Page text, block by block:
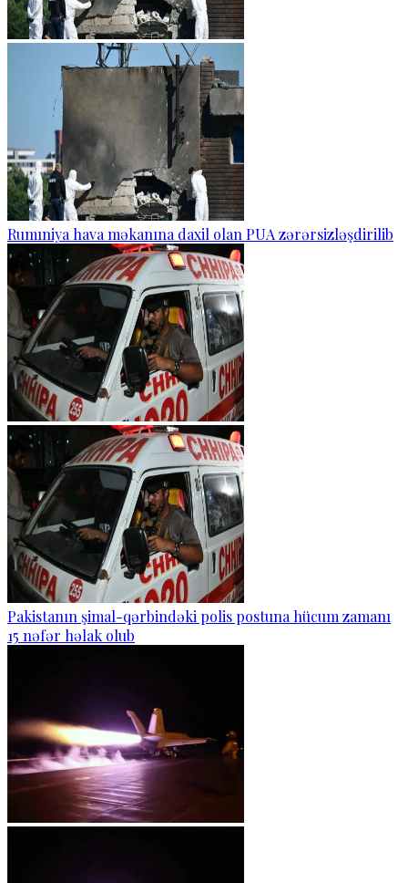
Rumıniya hava məkanına daxil olan PUA zərərsizləşdirilib
Pakistanın şimal-qərbindəki polis postuna hücum zamanı
15 nəfər həlak olub